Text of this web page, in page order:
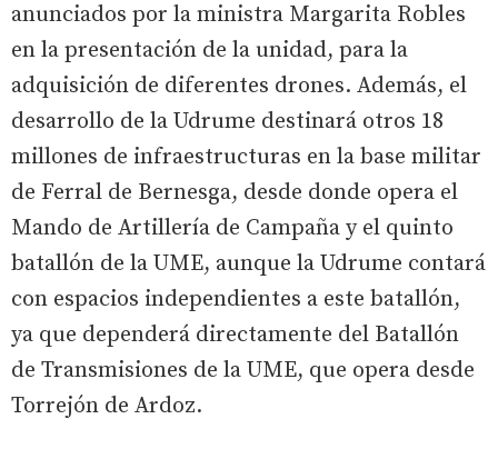
anunciados por la ministra Margarita Robles
en la presentación de la unidad, para la
adquisición de diferentes drones. Además, el
desarrollo de la Udrume destinará otros 18
millones de infraestructuras en la base militar
de Ferral de Bernesga, desde donde opera el
Mando de Artillería de Campaña y el quinto
batallón de la UME, aunque la Udrume contará
con espacios independientes a este batallón,
ya que dependerá directamente del Batallón
de Transmisiones de la UME, que opera desde
Torrejón de Ardoz.